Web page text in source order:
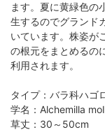
ます。夏に黄緑色の
生するのでグランド
いています。株姿が
の根元をまとめるの
利用されます。
タイプ：バラ科ハゴ
学名：Alchemilla
草丈：30～50cm